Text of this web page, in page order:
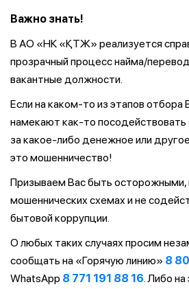
Важно знать!
В АО «НК «ҚТЖ» реализуется
прозрачный процесс найма/
вакантные должности.
Если на каком-то из этапов
намекают как-то
за какое-либо денежное или
это мошенничество!
Призываем Вас быть осторожными,
мошеннических схемах и не
бытовой коррупции.
О любых таких случаях просим
сообщать на «Горячую линию» 8
WhatsApp 8 771 191 88 16. Либо